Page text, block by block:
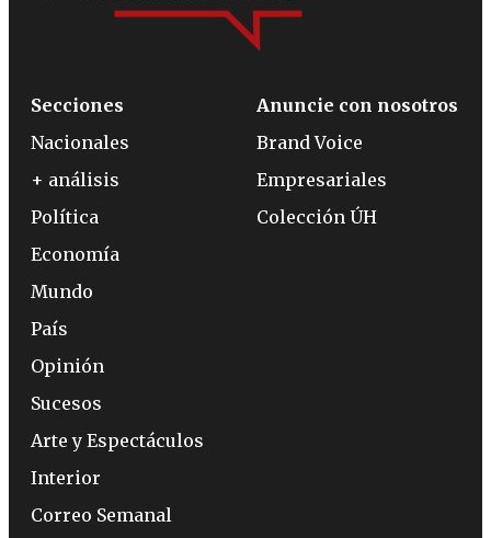
Secciones
Nacionales
+ análisis
Política
Economía
Mundo
País
Opinión
Sucesos
Arte y Espectáculos
Interior
Correo Semanal
Anuncie con nosotros
Brand Voice
Empresariales
Colección ÚH